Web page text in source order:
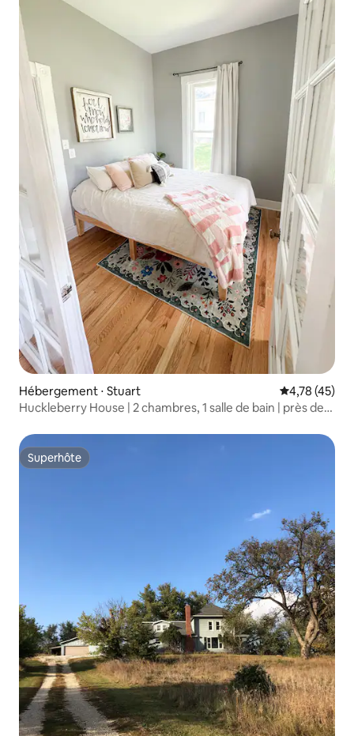
Hébergement ⋅ Stuart Évaluation
4,78 (45)
Huckleberry House | 2 chambres, 1 salle de bain | près de
Superhôte
Superhôte